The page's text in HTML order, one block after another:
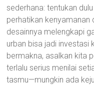
sederhana: tentukan
perhatikan kenyamanan
desainnya melengkapi
urban bisa jadi investasi
bermakna, asalkan kita
terlalu serius menilai
tasmu—mungkin ada